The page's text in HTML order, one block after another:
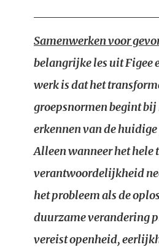
Samenwerken voor
belangrijke les uit Figee
werk is dat het
groepsnormen begint
erkennen van de
Alleen wanneer het hele
verantwoordelijkheid
het probleem als de
duurzame verandering
vereist openheid,